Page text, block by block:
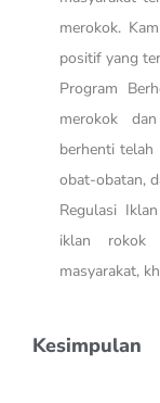
merokok.
positif yang
Program
merokok
berhenti telah
obat-obatan,
Regulasi
iklan rokok
masyarakat,
Kesimpulan